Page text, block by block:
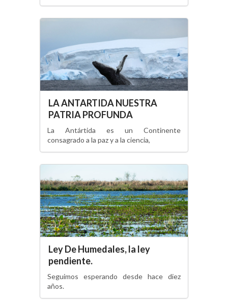
LA ANTARTIDA NUESTRA
PATRIA PROFUNDA
La Antártida es un Continente
consagrado a la paz y a la ciencia,
Ley De Humedales, la ley
pendiente.
Seguimos esperando desde hace diez
años.